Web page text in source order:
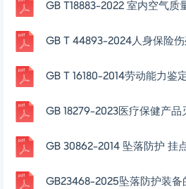
GB T18883-2022 室内空气质
GB T 44893-2024人身保险
GB 30862-2014 坠落防护 挂
GB23468-2025坠落防护装备